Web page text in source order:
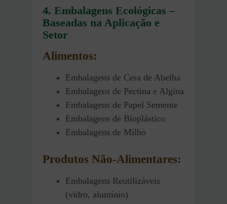
4. Embalagens Ecológicas –
Baseadas na Aplicação e
Setor
Alimentos:
Embalagens de Cera de Abelha
Embalagens de Pectina e Algina
Embalagens de Papel Semente
Embalagens de Bioplástico
Embalagens de Milho
Produtos Não-Alimentares:
Embalagens Reutilizáveis
(vidro, alumínio)